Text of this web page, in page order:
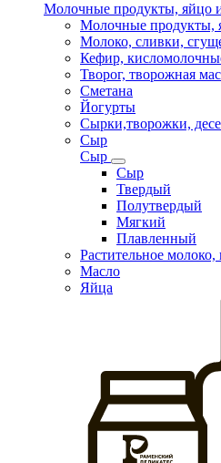
Молочные продукты, яйцо
Молочные продукты,
Молоко, сливки,
Кефир,
Творог, творожная
Сметана
Йогурты
Сырки,творожки,
Сыр
Сыр
Сыр
Твердый
Полутвердый
Мягкий
Плавленный
Растительное
Масло
Яйца